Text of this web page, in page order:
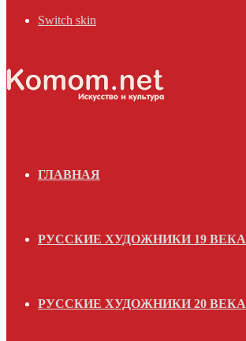
Switch skin
ГЛАВНАЯ
РУССКИЕ ХУДОЖНИКИ 19 ВЕКА
РУССКИЕ ХУДОЖНИКИ 20 ВЕКА